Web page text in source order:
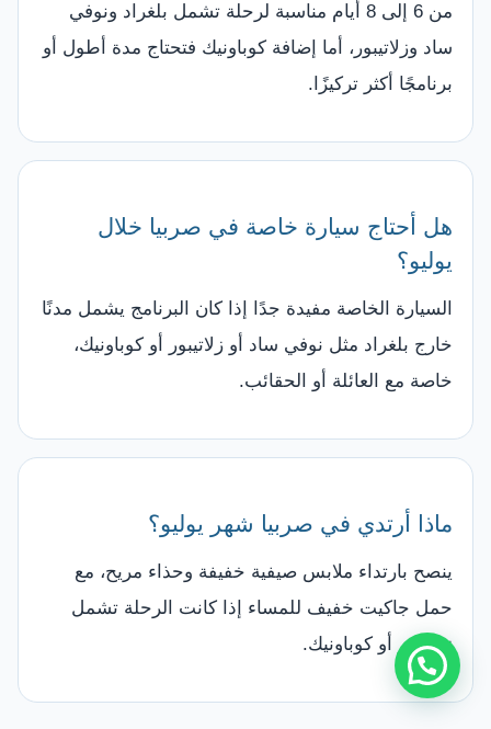
من 6 إلى 8 أيام مناسبة لرحلة تشمل بلغراد ونوفي
ساد وزلاتيبور، أما إضافة كوباونيك فتحتاج مدة أطول أو
برنامجًا أكثر تركيزًا.
هل أحتاج سيارة خاصة في صربيا خلال
يوليو؟
السيارة الخاصة مفيدة جدًا إذا كان البرنامج يشمل مدنًا
خارج بلغراد مثل نوفي ساد أو زلاتيبور أو كوباونيك،
خاصة مع العائلة أو الحقائب.
ماذا أرتدي في صربيا شهر يوليو؟
ينصح بارتداء ملابس صيفية خفيفة وحذاء مريح، مع
حمل جاكيت خفيف للمساء إذا كانت الرحلة تشمل
زلاتيبور أو كوباونيك.